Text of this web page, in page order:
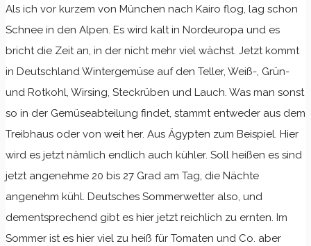
Als ich vor kurzem von München nach Kairo flog, lag schon
Schnee in den Alpen. Es wird kalt in Nordeuropa und es
bricht die Zeit an, in der nicht mehr viel wächst. Jetzt kommt
in Deutschland Wintergemüse auf den Teller, Weiß-, Grün-
und Rotkohl, Wirsing, Steckrüben und Lauch. Was man sonst
so in der Gemüseabteilung findet, stammt entweder aus dem
Treibhaus oder von weit her. Aus Ägypten zum Beispiel. Hier
wird es jetzt nämlich endlich auch kühler. Soll heißen es sind
jetzt angenehme 20 bis 27 Grad am Tag, die Nächte
angenehm kühl. Deutsches Sommerwetter also, und
dementsprechend gibt es hier jetzt reichlich zu ernten. Im
Sommer ist es hier viel zu heiß für Tomaten und Co. aber